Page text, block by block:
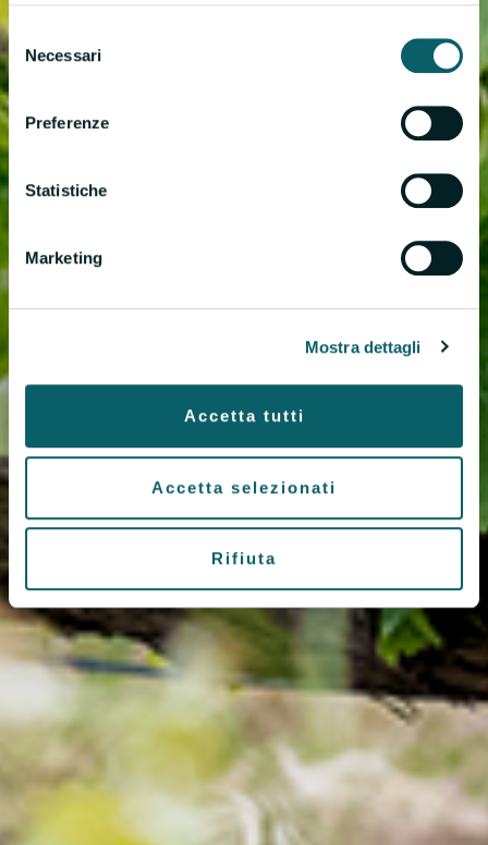
Selezione
delNecessari
Preferenze
Statistiche
Marketing
Mostra dettagli
Accetta tutti
Accetta selezionati
Rifiuta